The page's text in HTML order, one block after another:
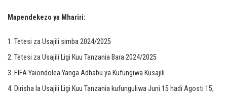
Mapendekezo ya Mhariri:
Tetesi za Usajili simba 2024/2025
Tetesi za Usajili Ligi Kuu Tanzania Bara 2024/2025
FIFA Yaiondolea Yanga Adhabu ya Kufungiwa Kusajili
Dirisha la Usajili Ligi Kuu Tanzania kufunguliwa Juni 15 hadi Agosti 15,